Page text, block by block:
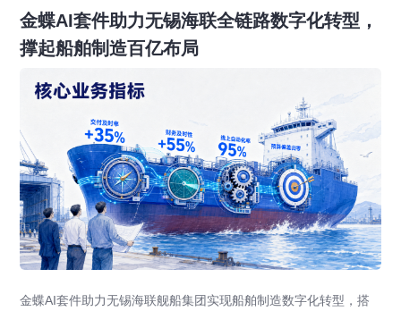
金蝶AI套件助力无锡海联全链路数字化转型，
撑起船舶制造百亿布局
金蝶AI套件助力无锡海联舰船集团实现船舶制造数字化转型，搭